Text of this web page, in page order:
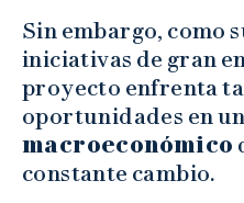
Sin embargo, como
iniciativas de gran
proyecto enfrenta
oportunidades en un
macroeconómico
constante cambio.